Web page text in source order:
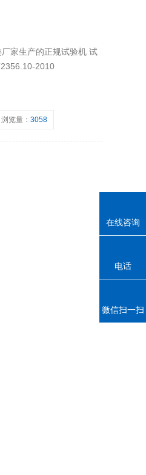
54mm 适用标准：GBT2356.10-2010
浏览量：3058
在线咨询
电话
微信扫一扫